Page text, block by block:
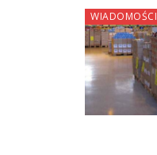
WIADOMOŚCI